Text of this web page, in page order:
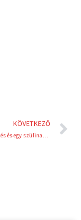
KÖVETKEZŐ
Bemutató, beszélgetés és egy szülinapi köszöntés